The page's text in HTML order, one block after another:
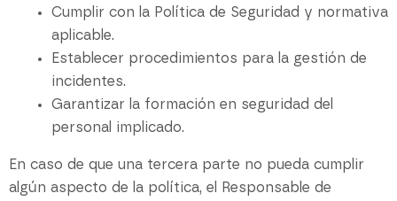
Cumplir con la Política de Seguridad y normativa
aplicable.
Establecer procedimientos para la gestión de
incidentes.
Garantizar la formación en seguridad del
personal implicado.
En caso de que una tercera parte no pueda cumplir
algún aspecto de la política, el Responsable de